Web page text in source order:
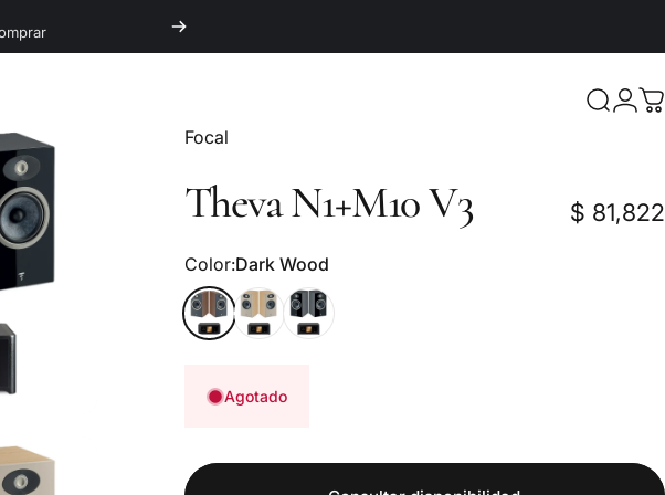
Buscar
Marca:
Focal
ThevaN1+M10V3 $ 81,822
Color
Color:Dark Wood
Dark WoodLight Wood
Black
Agotado